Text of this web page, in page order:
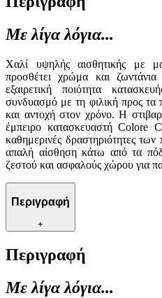
Με λίγα λόγια...
Χαλί υψηλής αισθητικής με
προσθέτει χρώμα και
εξαιρετική ποιότητα
συνδυασμό με τη φιλική προς τα
και αντοχή στον χρόνο. Η
έμπειρο κατασκευαστή Colore
καθημερινές δραστηριότητες
απαλή αίσθηση κάτω από τα
ζεστού και ασφαλούς χώρου για
Περιγραφή
+
Περιγραφή
Με λίγα λόγια...